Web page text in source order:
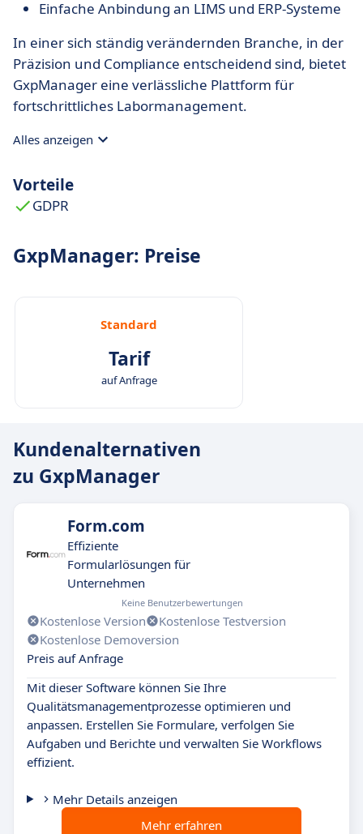
Einfache Anbindung an LIMS und ERP-Systeme
In einer sich ständig verändernden Branche, in der
Präzision und Compliance entscheidend sind, bietet
GxpManager eine verlässliche Plattform für
fortschrittliches Labormanagement.
Alles anzeigen
Vorteile
GDPR
GxpManager: Preise
Standard
Tarif
auf Anfrage
Kundenalternativen
zu GxpManager
Form.com
Effiziente
Formularlösungen für
Unternehmen
Keine Benutzerbewertungen
Kostenlose Version
Kostenlose Testversion
Kostenlose Demoversion
Preis auf Anfrage
Mit dieser Software können Sie Ihre
Qualitätsmanagementprozesse optimieren und
anpassen. Erstellen Sie Formulare, verfolgen Sie
Aufgaben und Berichte und verwalten Sie Workflows
effizient.
Mehr Details anzeigen
Mehr erfahren